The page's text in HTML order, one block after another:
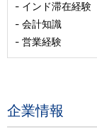
- インド滞在経験
- 会計知識
- 営業経験
企業情報